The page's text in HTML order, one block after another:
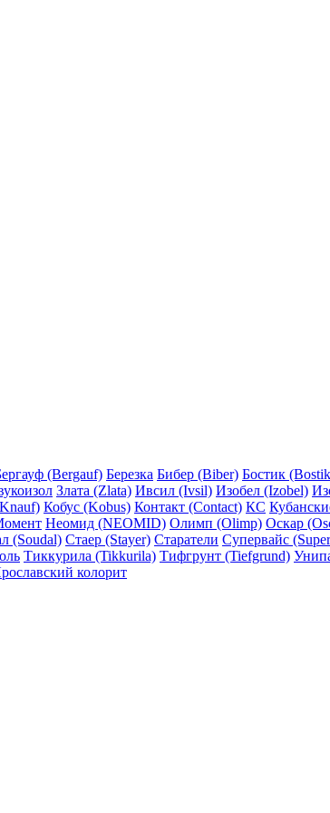
(Bergauf) Березка Бибер (Biber) Бостик
Злата (Zlata) Ивсил (Ivsil) Изобел (Izobel)
Кобус (Kobus) Контакт (Contact) КС
Неомид (NEOMID) Олимп (Olimp) Оскар
(Soudal) Стаер (Stayer) Старатели Супервайс
Тиккурила (Tikkurila) Тифгрунт (Tiefgrund)
колорит